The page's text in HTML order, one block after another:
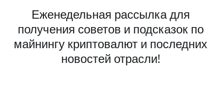
Еженедельная рассылка для
получения советов и подсказок по
майнингу криптовалют и последних
новостей отрасли!